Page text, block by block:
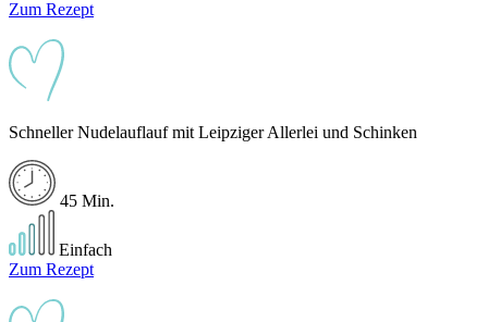
Zum Rezept
Schneller Nudelauflauf mit Leipziger Allerlei und Schinken
45 Min.
Einfach
Zum Rezept